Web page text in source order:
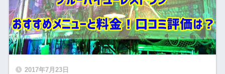
2017年7月23日